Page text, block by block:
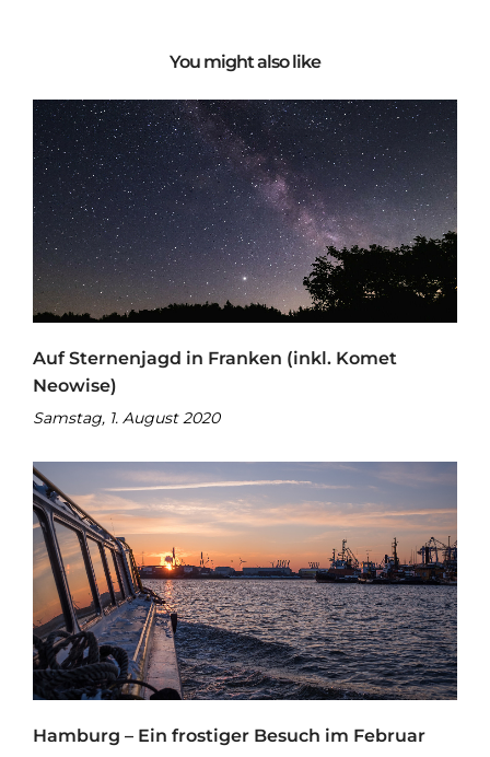
You might also like
Auf Sternenjagd in Franken (inkl. Komet
Neowise)
Samstag, 1. August 2020
Hamburg – Ein frostiger Besuch im Februar